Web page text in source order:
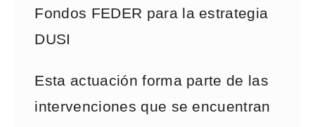
Fondos FEDER para la estrategia
DUSI
Esta actuación forma parte de las
intervenciones que se encuentran